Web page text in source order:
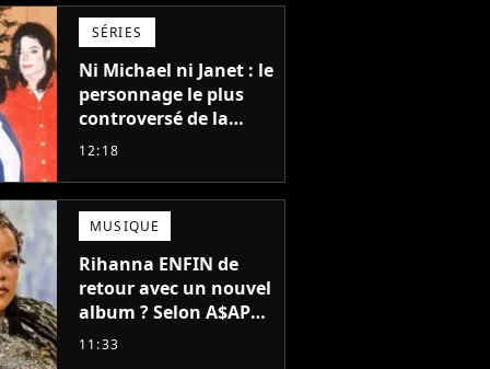
SÉRIES
Ni Michael ni Janet : le
personnage le plus
controversé de la
famille Jackson va
propre série
12:18
MUSIQUE
Rihanna ENFIN de
retour avec un nouvel
album ? Selon A$AP
Rocky, "c'est du
11:33